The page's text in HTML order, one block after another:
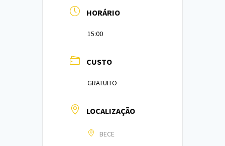
HORÁRIO
15:00
CUSTO
GRATUITO
LOCALIZAÇÃO
BECE